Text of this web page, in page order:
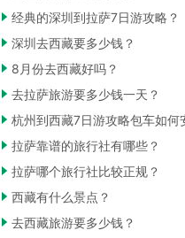
 经典的深圳到拉萨7日游攻略？
 深圳去西藏要多少钱？
 8月份去西藏好吗？
 去拉萨旅游要多少钱一天？
 杭州到西藏7日游攻略包车如何
 拉萨靠谱的旅行社有哪些？
 拉萨哪个旅行社比较正规？
 西藏有什么景点？
 去西藏旅游要多少钱？